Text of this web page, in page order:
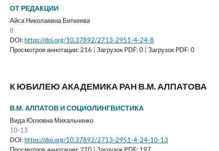
ОТ РЕДАКЦИИ
Айса Николаевна Биткеева
8
DOI: https://doi.org/10.37892/2713-2951-4-24-8
Просмотров аннотации: 216 | Загрузок PDF: 0 | Загрузок PDF: 0
К ЮБИЛЕЮ АКАДЕМИКА РАН В.М. АЛПАТОВА
В.М. АЛПАТОВ И СОЦИОЛИНГВИСТИКА
Вида Юозовна Михальченко
10-13
DOI: https://doi.org/10.37892/2713-2951-4-24-10-13